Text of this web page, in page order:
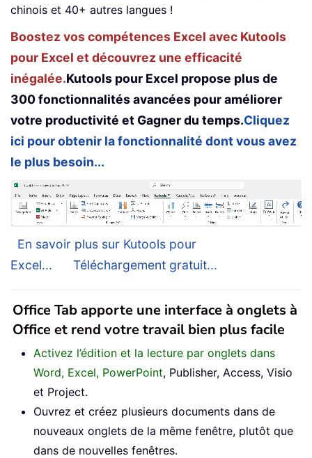
chinois et 40+ autres langues !
Boostez vos compétences Excel avec Kutools
pour Excel et découvrez une efficacité
inégalée.Kutools pour Excel propose plus de
300 fonctionnalités avancées pour améliorer
votre productivité et Gagner du temps.Cliquez
ici pour obtenir la fonctionnalité dont vous avez
le plus besoin...
En savoir plus sur Kutools pour
Excel...
Téléchargement gratuit...
Office Tab apporte une interface à onglets à
Office et rend votre travail bien plus facile
Activez l’édition et la lecture par onglets dans
Word, Excel, PowerPoint, Publisher, Access, Visio
et Project.
Ouvrez et créez plusieurs documents dans de
nouveaux onglets de la même fenêtre, plutôt que
dans de nouvelles fenêtres.